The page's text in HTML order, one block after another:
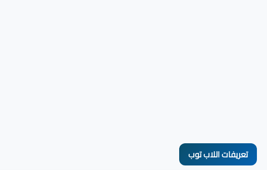
تعريفات اللاب توب